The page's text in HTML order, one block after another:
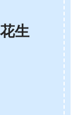
生